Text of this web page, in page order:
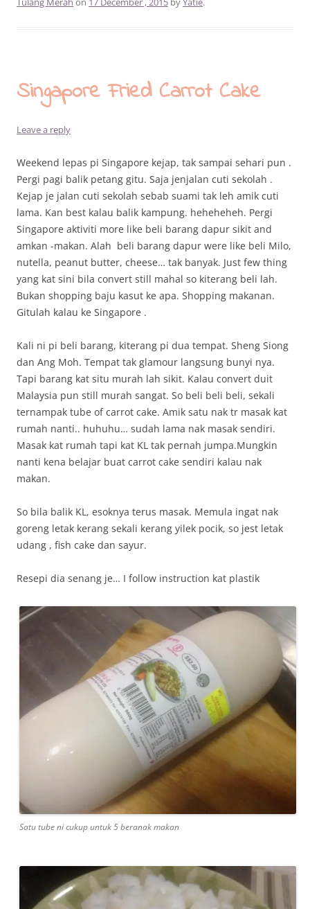
Singapore Fried Carrot Cake
Leave a reply
Weekend lepas pi Singapore kejap, tak sampai sehari pun .
Pergi pagi balik petang gitu. Saja jenjalan cuti sekolah .
Kejap je jalan cuti sekolah sebab suami tak leh amik cuti
lama. Kan best kalau balik kampung. heheheheh. Pergi
Singapore aktiviti more like beli barang dapur sikit and
amkan -makan. Alah beli barang dapur were like beli Milo,
nutella, peanut butter, cheese… tak banyak. Just few thing
yang kat sini bila convert still mahal so kiterang beli lah.
Bukan shopping baju kasut ke apa. Shopping makanan.
Gitulah kalau ke Singapore .
Kali ni pi beli barang, kiterang pi dua tempat. Sheng Siong
dan Ang Moh. Tempat tak glamour langsung bunyi nya.
Tapi barang kat situ murah lah sikit. Kalau convert duit
Malaysia pun still murah sangat. So beli beli beli, sekali
ternampak tube of carrot cake. Amik satu nak tr masak kat
rumah nanti.. huhuhu… sudah lama nak masak sendiri.
Masak kat rumah tapi kat KL tak pernah jumpa.Mungkin
nanti kena belajar buat carrot cake sendiri kalau nak
makan.
So bila balik KL, esoknya terus masak. Memula ingat nak
goreng letak kerang sekali kerang yilek pocik, so jest letak
udang , fish cake dan sayur.
Resepi dia senang je… I follow instruction kat plastik
Satu tube ni cukup untuk 5 beranak makan